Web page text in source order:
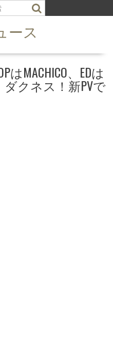
ース
MACHICO、EDは
クネス！新PVで